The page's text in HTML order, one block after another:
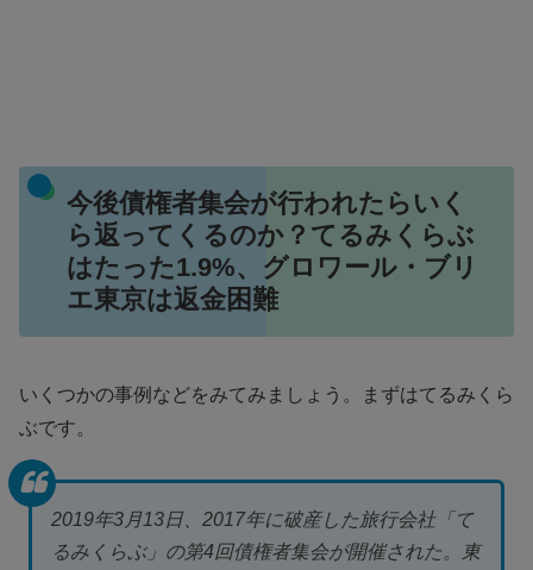
今後債権者集会が行われたらいく
ら返ってくるのか？てるみくらぶ
はたった1.9%、グロワール・ブリ
エ東京は返金困難
いくつかの事例などをみてみましょう。まずはてるみくら
ぶです。
2019年3月13日、2017年に破産した旅行会社「て
るみくらぶ」の第4回債権者集会が開催された。東